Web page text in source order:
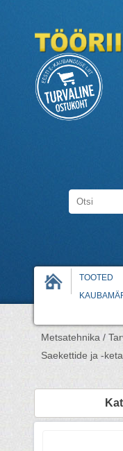
TOOTED
Metsatehnika /
Saekettide ja -